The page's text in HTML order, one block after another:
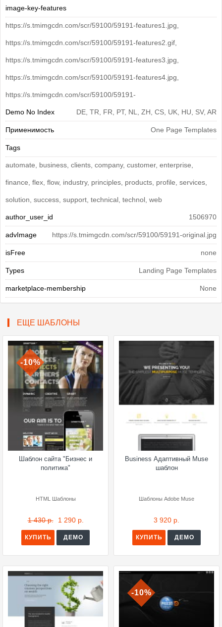
image-key-features
https://s.tmimgcdn.com/scr/59100/59191-features1.jpg,
https://s.tmimgcdn.com/scr/59100/59191-features2.gif,
https://s.tmimgcdn.com/scr/59100/59191-features3.jpg,
https://s.tmimgcdn.com/scr/59100/59191-features4.jpg,
https://s.tmimgcdn.com/scr/59100/59191-
Demo No Index DE, TR, FR, PT, NL, ZH, CS, UK, HU, SV, AR
Применимость One Page Templates
Tags
automate, business, clients, company, customer, enterprise,
finance, flex, flow, industry, principles, products, profile, services,
solution, success, support, technical, technol, web
author_user_id 1506970
advImage https://s.tmimgcdn.com/scr/59100/59191-original.jpg
isFree none
Types Landing Page Templates
marketplace-membership None
ЕЩЕ ШАБЛОНЫ
-10%
Шаблон сайта "Бизнес и
политика"
HTML Шаблоны
1 430 р. 1 290 р.
КУПИТЬ ДЕМО
Business Адаптивный Muse
шаблон
Шаблоны Adobe Muse
3 920 р.
КУПИТЬ ДЕМО
-10%